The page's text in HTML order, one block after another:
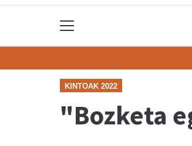
KINTOAK 2022
"Bozketa